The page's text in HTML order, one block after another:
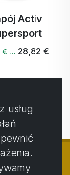
Activ
€ … 28,82 €
usług